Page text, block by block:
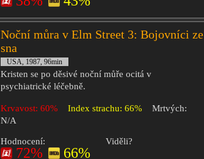
Noční můra v Elm Street 3: Bojovníci ze
sna
USA, 1987, 96min
Kristen se po děsivé noční můře ocitá v
psychiatrické léčebně.
Krvavost: 60% Index strachu: 66%
Mrtvých:
N/A
Hodnocení:
72% 66%
Viděli?